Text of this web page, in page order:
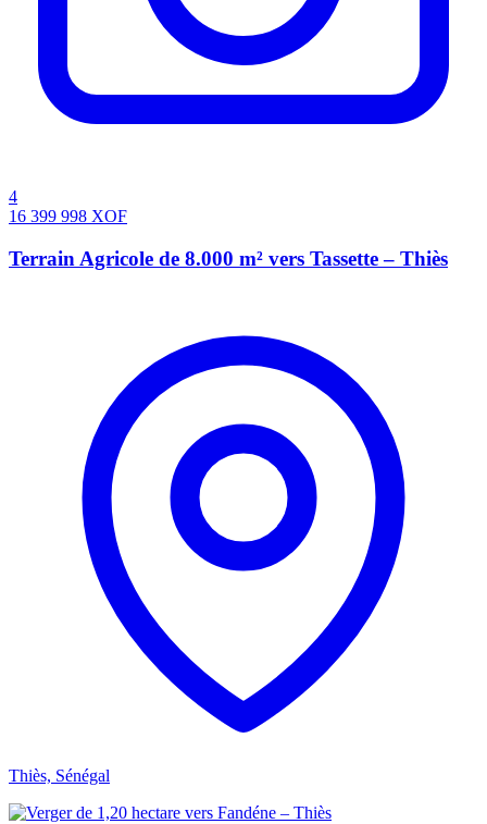
4
16 399 998 XOF
Terrain Agricole de 8.000 m² vers Tassette – Thiès
Thiès, Sénégal